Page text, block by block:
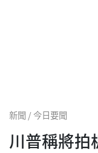
新聞 / 今日要聞
川普稱將拍